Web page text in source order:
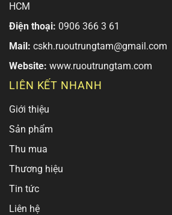
HCM
Điện thoại: 0906 366 3 61
Mail: cskh.ruoutrungtam@gmail.com
Website: www.ruoutrungtam.com
LIÊN KẾT NHANH
Giới thiệu
Sản phẩm
Thu mua
Thương hiệu
Tin tức
Liên hệ